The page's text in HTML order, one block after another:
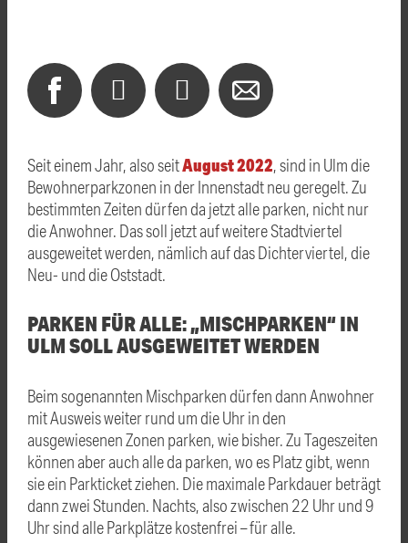
Seit einem Jahr, also seitAugust 2022, sind in Ulm die
Bewohnerparkzonen in der Innenstadt neu geregelt. Zu
bestimmten Zeiten dürfen da jetzt alle parken, nicht nur
die Anwohner. Das soll jetzt auf weitere Stadtviertel
ausgeweitet werden, nämlich auf das Dichterviertel, die
Neu- und die Oststadt.
PARKEN FÜR ALLE: „MISCHPARKEN“ IN
ULM SOLL AUSGEWEITET WERDEN
Beim sogenannten Mischparken dürfen dann Anwohner
mit Ausweis weiter rund um die Uhr in den
ausgewiesenen Zonen parken, wie bisher. Zu Tageszeiten
können aber auch alle da parken, wo es Platz gibt, wenn
sie ein Parkticket ziehen. Die maximale Parkdauer beträgt
dann zwei Stunden. Nachts, also zwischen 22 Uhr und 9
Uhr sind alle Parkplätze kostenfrei – für alle.